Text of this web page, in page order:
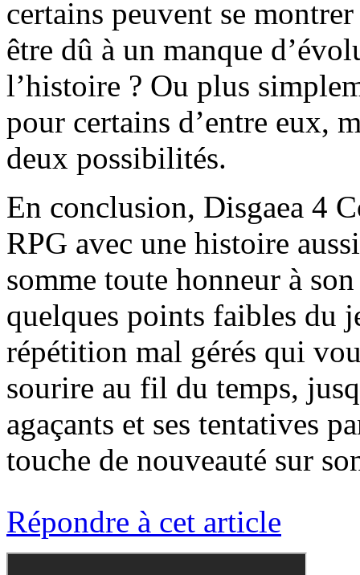
certains peuvent se
être dû à un manque
l’histoire ? Ou plus
pour certains d’entre eux,
deux possibilités.
En conclusion, Disgaea 4
RPG avec une histoire
somme toute honneur à
quelques points faibles du
répétition mal gérés qui
sourire au fil du temps,
agaçants et ses tentatives
touche de nouveauté sur
Répondre à cet article